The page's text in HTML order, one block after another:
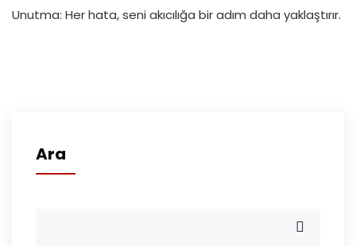
Unutma: Her hata, seni akıcılığa bir adım daha yaklaştırır.
Ara